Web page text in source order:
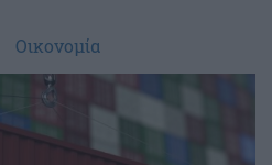
Οικονομία